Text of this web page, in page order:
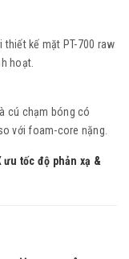
thiết kế mặt PT-700 raw
hoạt.
cú chạm bóng có
với foam-core nặng.
ưu tốc độ phản xạ &